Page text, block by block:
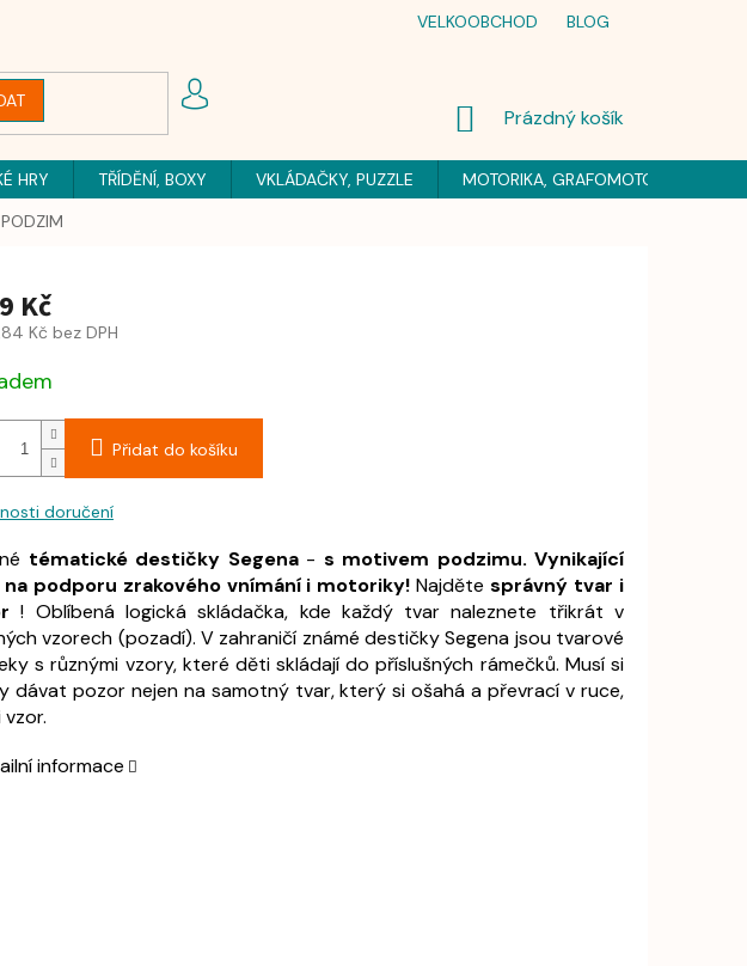
VELKOOBCHOD BLOG
NÁKUPNÍ
Prázdný košík
HRY TŘÍDĚNÍ, BOXY VKLÁDAČKY, PUZZLE MOTORIKA, GRAFOMOTORIKA
Kč
Kč bez DPH
Přidat do košíku
doručení
tématické destičky Segena- s motivem podzimu. Vynikající
na podporu zrakového vnímání i motoriky! Najdětesprávný tvar i
! Oblíbená logická skládačka, kde každý tvar naleznete třikrát v
vzorech (pozadí). V zahraničí známé destičky Segena jsou tvarové
s různými vzory, které děti skládají do příslušných rámečků. Musí si
dávat pozor nejen na samotný tvar, který si ošahá a převrací v ruce,
vzor.
informace